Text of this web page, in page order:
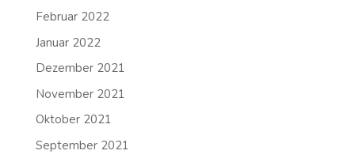
Februar 2022
Januar 2022
Dezember 2021
November 2021
Oktober 2021
September 2021